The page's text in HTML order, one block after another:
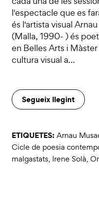
l'espectacle que es
és l'artista visual
(Malla, 1990- ) és
en Belles Arts i
cultura visual a…
Segueix llegint
ETIQUETES: Arnau
Cicle de poesia
malgastats, Irene Solà,